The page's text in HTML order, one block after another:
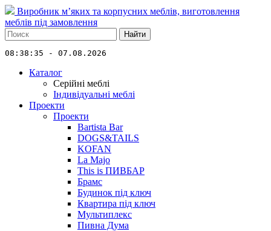
Виробник м’яких та корпусних меблів, виготовлення
меблів під замовлення
Найти
08:38:35 - 07.08.2026
Каталог
Серійні меблі
Індивідуальні меблі
Проекти
Проекти
Bartista Bar
DOGS&TAILS
KOFAN
La Majo
This is ПИВБАР
Брамс
Будинок під ключ
Квартира під ключ
Мультиплекс
Пивна Дума